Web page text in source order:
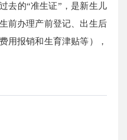
去的“准生证”，是新生儿
前办理产前登记、出生后
用报销和生育津贴等），